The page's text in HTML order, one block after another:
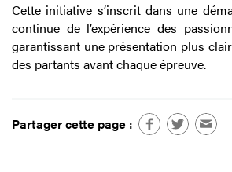
Cette initiative s’inscrit dans une
continue de l’expérience des
garantissant une présentation plus
des partants avant chaque épreuve.
Partager cette page :